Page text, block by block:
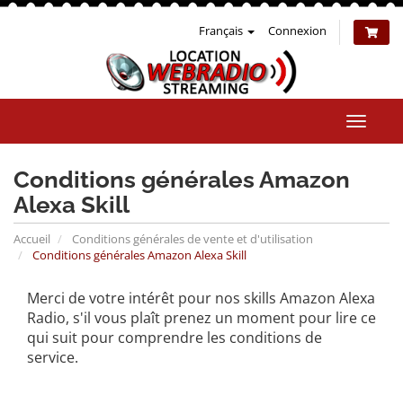
Français Connexion
la
Conditions générales Amazon
Alexa Skill
Accueil
Conditions générales de vente et d'utilisation
Conditions générales Amazon Alexa Skill
Merci de votre intérêt pour nos skills Amazon Alexa
Radio, s'il vous plaît prenez un moment pour lire ce
qui suit pour comprendre les conditions de
service.